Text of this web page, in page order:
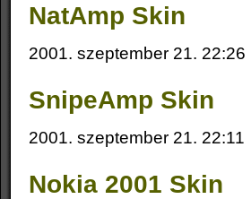
NatAmp Skin
2001. szeptember 21. 22:26
SnipeAmp Skin
2001. szeptember 21. 22:11
Nokia 2001 Skin